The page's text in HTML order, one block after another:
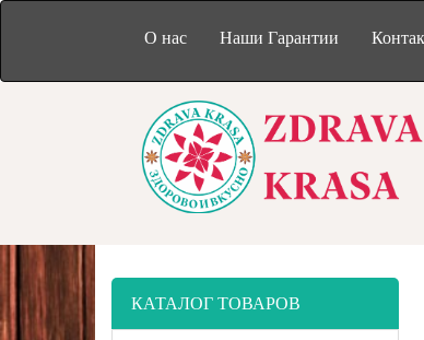
О нас Наши Гарантии
КАТАЛОГ ТОВАРОВ